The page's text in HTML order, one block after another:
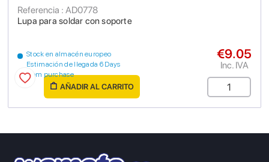
Lupa para soldar con soporte
Referencia : AD0778
Stock en almacén europeo
Estimación de llegada 6 Days
from purchase
€9.05
Inc. IVA
AÑADIR AL CARRITO